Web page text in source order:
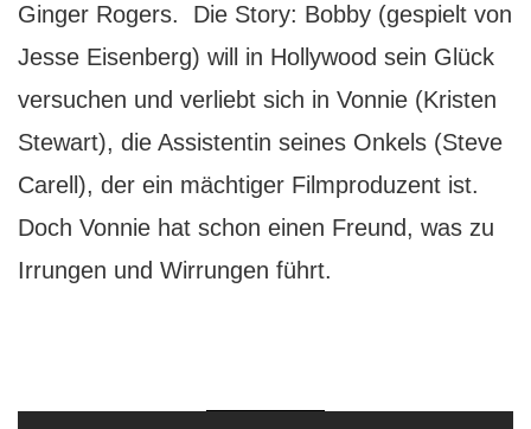
Ginger Rogers. Die Story: Bobby (gespielt von
Jesse Eisenberg) will in Hollywood sein Glück
versuchen und verliebt sich in Vonnie (Kristen
Stewart), die Assistentin seines Onkels (Steve
Carell), der ein mächtiger Filmproduzent ist.
Doch Vonnie hat schon einen Freund, was zu
Irrungen und Wirrungen führt.